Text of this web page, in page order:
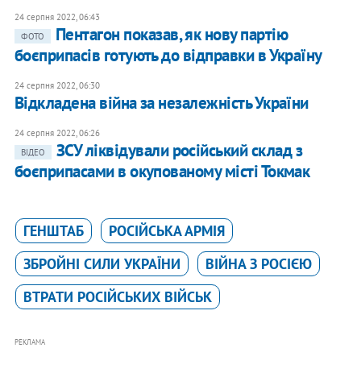
24 серпня 2022, 06:43
ФОТО
Пентагон показав, як нову партію
боєприпасів готують до відправки в Україну
24 серпня 2022, 06:30
Відкладена війна за незалежність України
24 серпня 2022, 06:26
ВІДЕО
ЗСУ ліквідували російський склад з
боєприпасами в окупованому місті Токмак
ГЕНШТАБ
РОСІЙСЬКА АРМІЯ
ЗБРОЙНІ СИЛИ УКРАЇНИ
ВІЙНА З РОСІЄЮ
ВТРАТИ РОСІЙСЬКИХ ВІЙСЬК
РЕКЛАМА